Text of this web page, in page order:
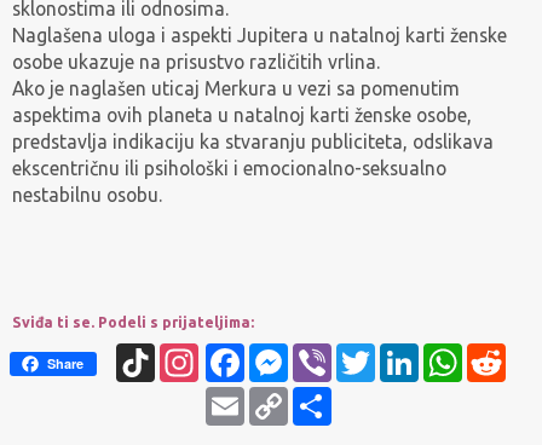
sklonostima ili odnosima.
Naglašena uloga i aspekti Jupitera u natalnoj karti ženske
osobe ukazuje na prisustvo različitih vrlina.
Ako je naglašen uticaj Merkura u vezi sa pomenutim
aspektima ovih planeta u natalnoj karti ženske osobe,
predstavlja indikaciju ka stvaranju publiciteta, odslikava
ekscentričnu ili psihološki i emocionalno-seksualno
nestabilnu osobu.
Sviđa ti se. Podeli s prijateljima:
Share
TikTok InstagramFacebookMessenger
Viber TwitterLinkedInWhatsApp
Email
Copy
Link